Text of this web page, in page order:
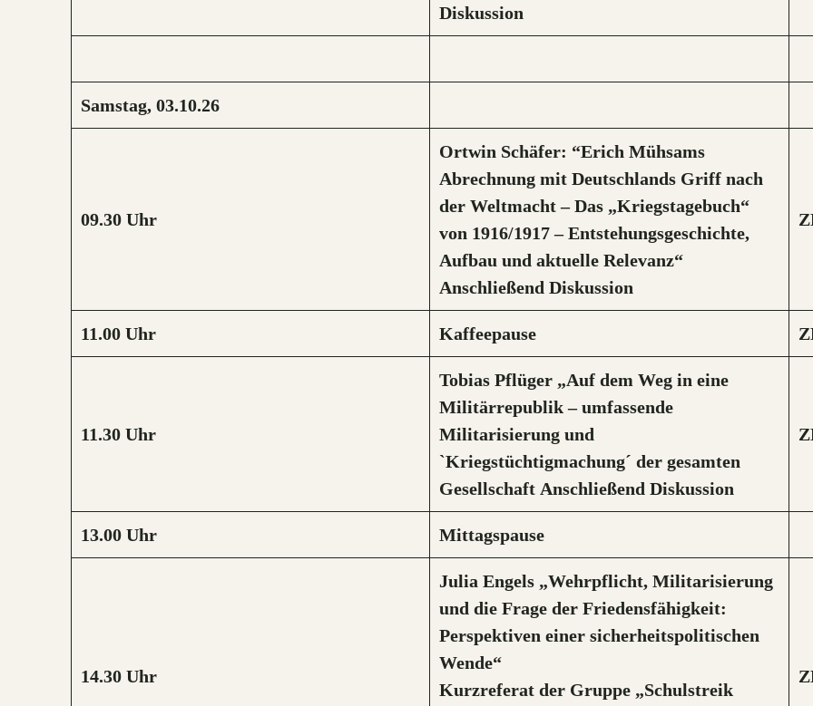
Diskussion
Samstag, 03.10.26
09.30 Uhr
Ortwin Schäfer: “Erich Mühsams
Abrechnung mit Deutschlands Griff nach
der Weltmacht – Das „Kriegstagebuch“
von 1916/1917 – Entstehungsgeschichte,
Aufbau und aktuelle Relevanz“
Anschließend Diskussion
11.00 Uhr Kaffeepause
11.30 Uhr
Tobias Pflüger „Auf dem Weg in eine
Militärrepublik – umfassende
Militarisierung und
`Kriegstüchtigmachung´ der gesamten
Gesellschaft Anschließend Diskussion
13.00 Uhr Mittagspause
14.30 Uhr
Julia Engels „Wehrpflicht, Militarisierung
und die Frage der Friedensfähigkeit:
Perspektiven einer sicherheitspolitischen
Wende“
Kurzreferat der Gruppe „Schulstreik